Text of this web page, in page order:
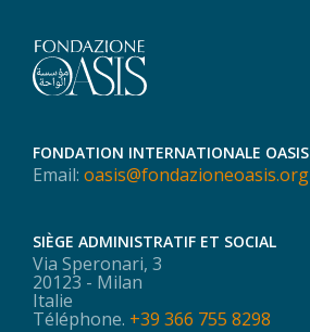
FONDATION INTERNATIONALE OASIS
Email: oasis@fondazioneoasis.org
SIÈGE ADMINISTRATIF ET SOCIAL
Via Speronari, 3
20123 - Milan
Italie
Téléphone. +39 366 755 8298